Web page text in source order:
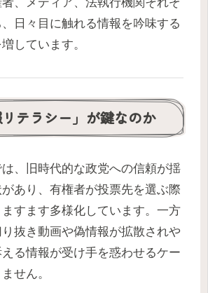
日々目に触れる情報を吟味する
しています。
テラシー」が鍵なのか
、旧時代的な政党への信頼が揺
あり、有権者が投票先を選ぶ際
すます多様化しています。一方
抜き動画や偽情報が拡散されや
る情報が受け手を惑わせるケー
せん。